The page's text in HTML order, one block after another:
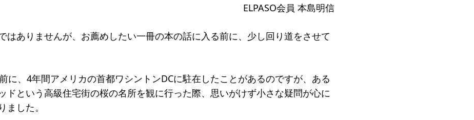
会員限定ページ
続き
寄付支援者
ELPASO会員 本島明信
はありませんが、お薦めしたい一冊の本の話に入る前に、少し回り道をさせて
に、4年間アメリカの首都ワシントンDCに駐在したことがあるのですが、ある
ドという高級住宅街の桜の名所を観に行った際、思いがけず小さな疑問が心に
ました。